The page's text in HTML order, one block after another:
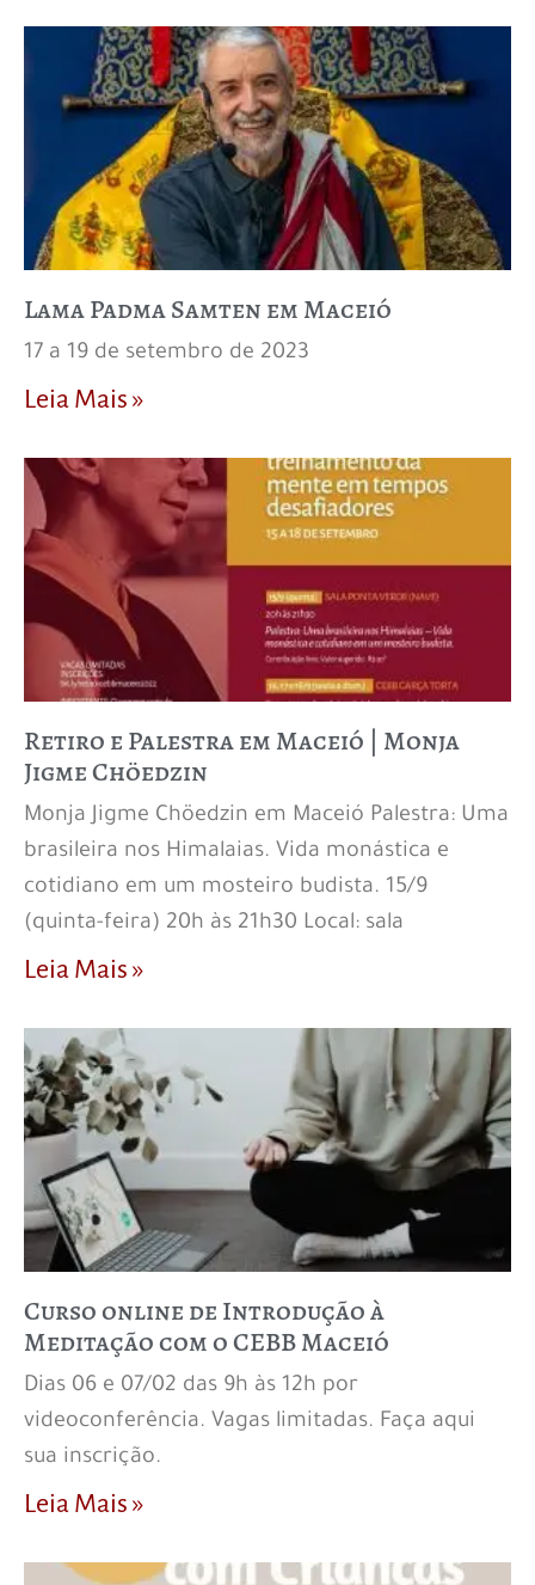
Lama Padma Samten em Maceió
17 a 19 de setembro de 2023
Leia Mais »
Retiro e Palestra em Maceió | Monja
Jigme Chöedzin
Monja Jigme Chöedzin em Maceió Palestra: Uma
brasileira nos Himalaias. Vida monástica e
cotidiano em um mosteiro budista. 15/9
(quinta-feira) 20h às 21h30 Local: sala
Leia Mais »
Curso online de Introdução à
Meditação com o CEBB Maceió
Dias 06 e 07/02 das 9h às 12h por
videoconferência. Vagas limitadas. Faça aqui
sua inscrição.
Leia Mais »